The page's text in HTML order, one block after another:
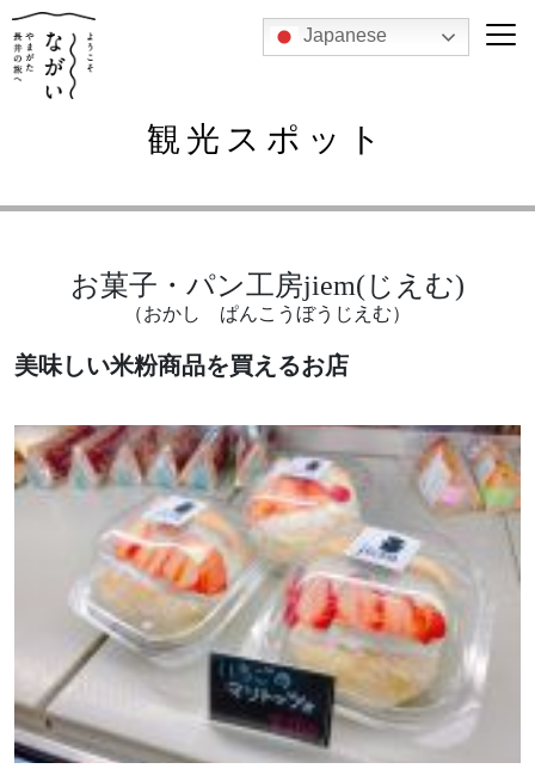
Japanese
観光スポット
お菓子・パン工房jiem(じえむ)
（おかし ぱんこうぼうじえむ）
美味しい米粉商品を買えるお店